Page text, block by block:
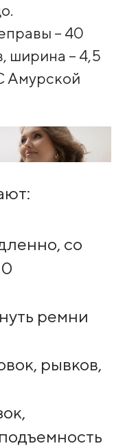
– 40
ширина – 4,5
Амурской
со
ремни
рывков,